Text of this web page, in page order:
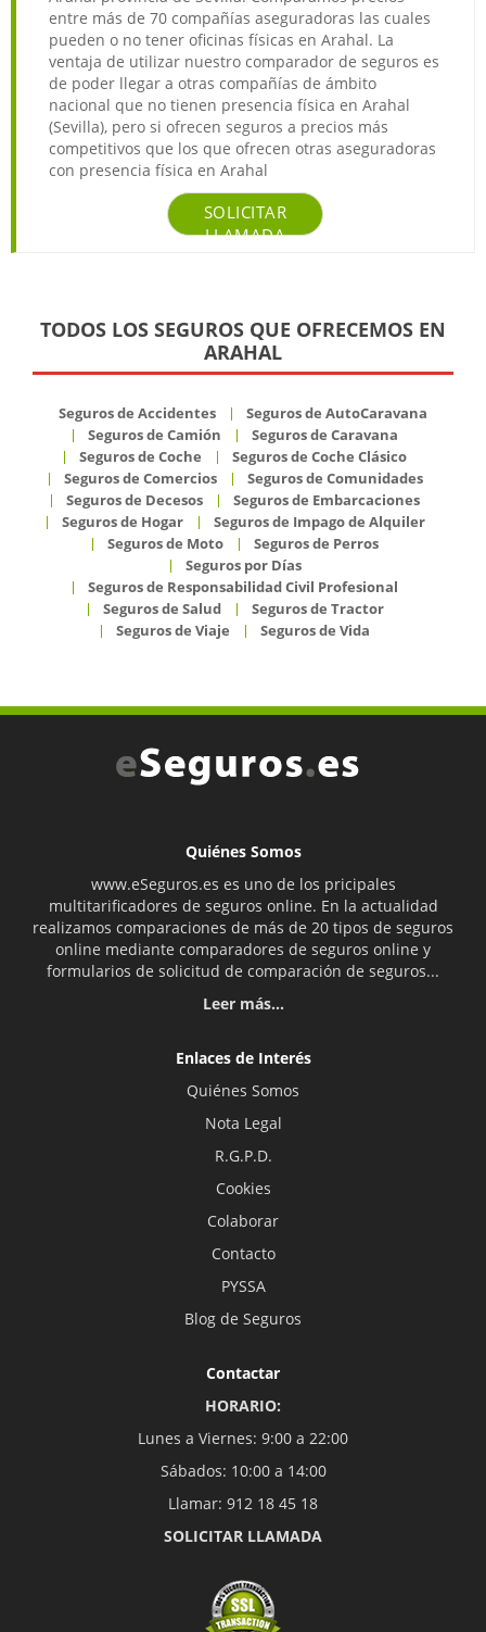
entre más de 70 compañías aseguradoras las cuales
pueden o no tener oficinas físicas en Arahal. La
ventaja de utilizar nuestro comparador de seguros es
de poder llegar a otras compañías de ámbito
nacional que no tienen presencia física en Arahal
(Sevilla), pero si ofrecen seguros a precios más
competitivos que los que ofrecen otras aseguradoras
con presencia física en Arahal
SOLICITAR
LLAMADA
TODOS LOS SEGUROS QUE OFRECEMOS EN
ARAHAL
Seguros de Accidentes
Seguros de AutoCaravana
Seguros de Camión
Seguros de Caravana
Seguros de Coche
Seguros de Coche Clásico
Seguros de Comercios
Seguros de Comunidades
Seguros de Decesos
Seguros de Embarcaciones
Seguros de Hogar
Seguros de Impago de Alquiler
Seguros de Moto
Seguros de Perros
Seguros por Días
Seguros de Responsabilidad Civil Profesional
Seguros de Salud
Seguros de Tractor
Seguros de Viaje
Seguros de Vida
Quiénes Somos
www.eSeguros.es es uno de los pricipales
multitarificadores de seguros online. En la actualidad
realizamos comparaciones de más de 20 tipos de seguros
online mediante comparadores de seguros online y
formularios de solicitud de comparación de seguros...
Leer más...
Enlaces de Interés
Quiénes Somos
Nota Legal
R.G.P.D.
Cookies
Colaborar
Contacto
PYSSA
Blog de Seguros
Contactar
HORARIO:
Lunes a Viernes: 9:00 a 22:00
Sábados: 10:00 a 14:00
Llamar: 912 18 45 18
SOLICITAR LLAMADA